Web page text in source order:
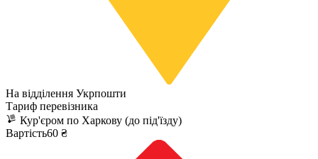
На відділення Укрпошти
Тариф перевізника
Кур'єром по Харкову (до під'їзду)
Вартість60 ₴